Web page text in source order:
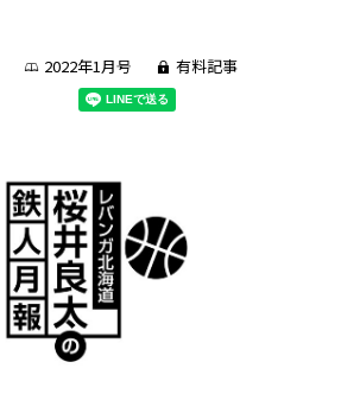
2022年1月号 有料記事